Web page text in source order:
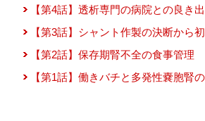
【第4話】透析専門の病院との良き
【第3話】シャント作製の決断から
【第2話】保存期腎不全の食事管理
【第1話】働きバチと多発性嚢胞腎